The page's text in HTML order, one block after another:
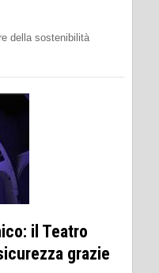
della sostenibilità
il Teatro
grazie